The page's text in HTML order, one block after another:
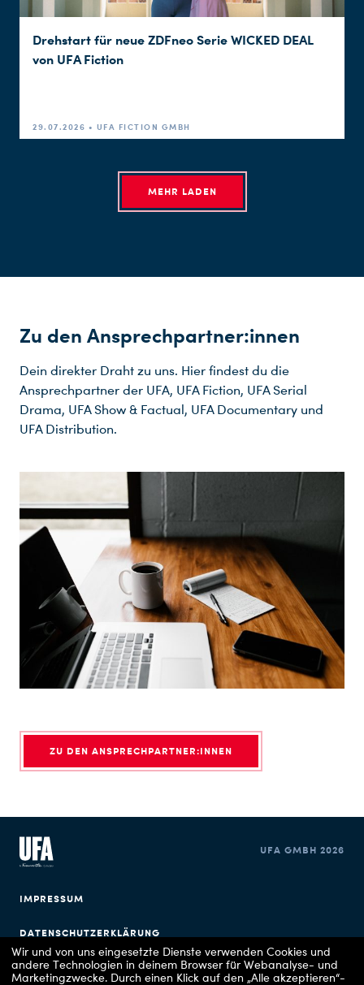
Drehstart für neue ZDFneo Serie WICKED DEAL
von UFA Fiction
29.07.2026 • UFA FICTION GMBH
MEHR LADEN
Zu den Ansprechpartner:innen
Dein direkter Draht zu uns. Hier findest du die
Ansprechpartner der UFA, UFA Fiction, UFA Serial
Drama, UFA Show & Factual, UFA Documentary und
UFA Distribution.
ZU DEN ANSPRECHPARTNER:INNEN
IMPRESSUM
DATENSCHUTZERKLÄRUNG
COOKIE EINSTELLUNGEN
UFA GMBH 2026
Wir und von uns eingesetzte Dienste verwenden Cookies und
andere Technologien in deinem Browser für Webanalyse- und
Marketingzwecke. Durch einen Klick auf den „Alle akzeptieren“-